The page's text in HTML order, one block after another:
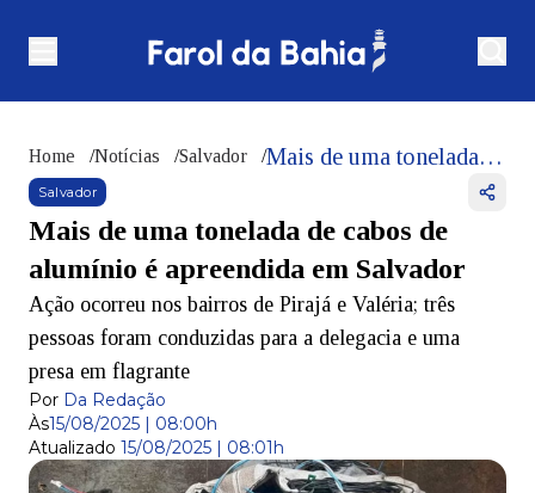
Home /Notícias /Salvador / Mais de uma tonelada de cabos de alumínio é apreendida em Salvador
Salvador
Mais de uma tonelada de cabos de
alumínio é apreendida em Salvador
Ação ocorreu nos bairros de Pirajá e Valéria; três
pessoas foram conduzidas para a delegacia e uma
presa em flagrante
Por Da Redação
Às15/08/2025 | 08:00h
Atualizado 15/08/2025 | 08:01h